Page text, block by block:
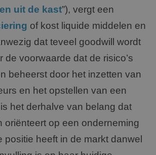
uit de kast”), vergt een
of kost liquide middelen en
dat teveel goodwill wordt
de voorwaarde dat de risico’s
beheerst door het inzetten van
en het opstellen van een
het derhalve van belang dat
oriënteert op een onderneming
positie heeft in de markt danwel